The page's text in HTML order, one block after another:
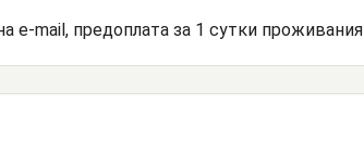
e-mail, предоплата за 1 сутки проживания